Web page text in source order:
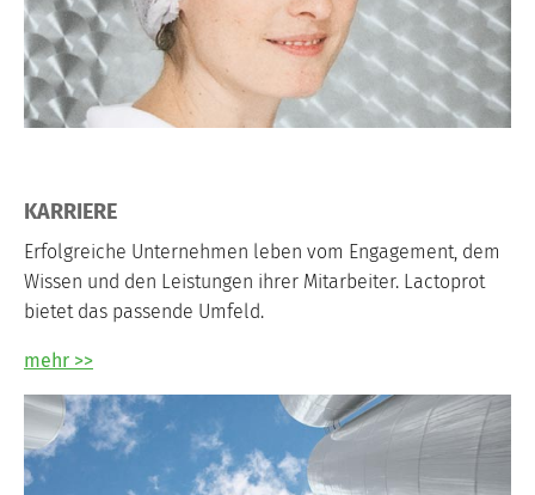
KARRIERE
Erfolgreiche Unternehmen leben vom Engagement, dem
Wissen und den Leistungen ihrer Mitarbeiter. Lactoprot
bietet das passende Umfeld.
mehr >>